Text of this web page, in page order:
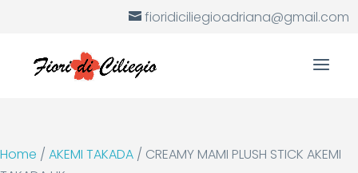
fioridiciliegioadriana@gmail.com
Home / AKEMI TAKADA / CREAMY MAMI PLUSH STICK AKEMI